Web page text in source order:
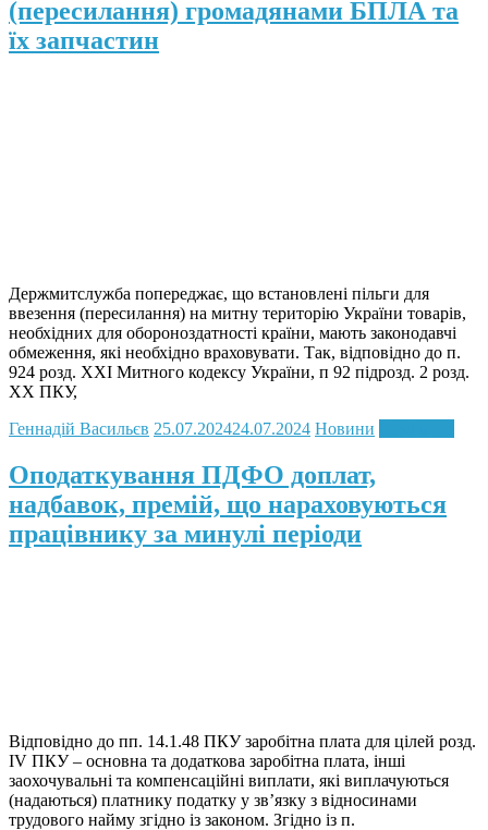
(пересилання) громадянами БПЛА та
їх запчастин
Держмитслужба попереджає, що встановлені пільги для
ввезення (пересилання) на митну територію України товарів,
необхідних для обороноздатності країни, мають законодавчі
обмеження, які необхідно враховувати. Так, відповідно до п.
924 розд. XXI Митного кодексу України, п 92 підрозд. 2 розд.
XX ПКУ,
Геннадій Васильєв 25.07.202424.07.2024 Новини
Оподаткування ПДФО доплат,
надбавок, премій, що нараховуються
працівнику за минулі періоди
Відповідно до пп. 14.1.48 ПКУ заробітна плата для цілей розд.
IV ПКУ – основна та додаткова заробітна плата, інші
заохочувальні та компенсаційні виплати, які виплачуються
(надаються) платнику податку у зв’язку з відносинами
трудового найму згідно із законом. Згідно із п.